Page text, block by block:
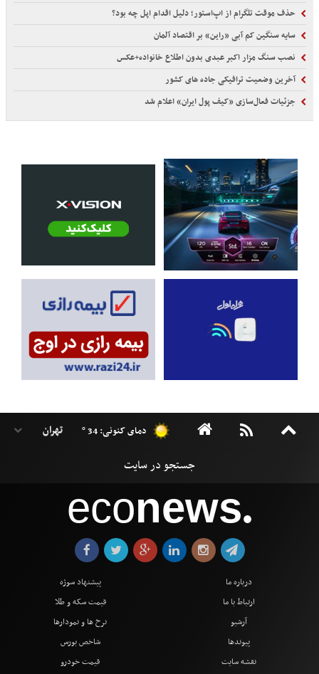
حذف موقت تلگرام از اپ‌استور؛ دلیل اقدام اپل چه بود؟
سایه سنگین کم آبی «راین» بر اقتصاد آلمان
نصب سنگ مزار اکبر عبدی بدون اطلاع خانواده+عکس
آخرین وضعیت ترافیکی جاده های کشور
جزئیات فعال‌سازی «کیف پول ایران» اعلام شد
دمای کنونی: 34 °
econews●
درباره ما
ارتباط با ما
آرشیو
پیوندها
نقشه سایت
پیشنهاد سوژه
قیمت سکه و طلا
نرخ ها و نمودارها
شاخص بورس
قیمت خودرو